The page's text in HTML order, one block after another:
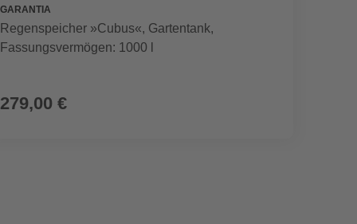
GARANTIA
Regenspeicher »Cubus«, Gartentank,
Fassungsvermögen: 1000 l
279,00 €